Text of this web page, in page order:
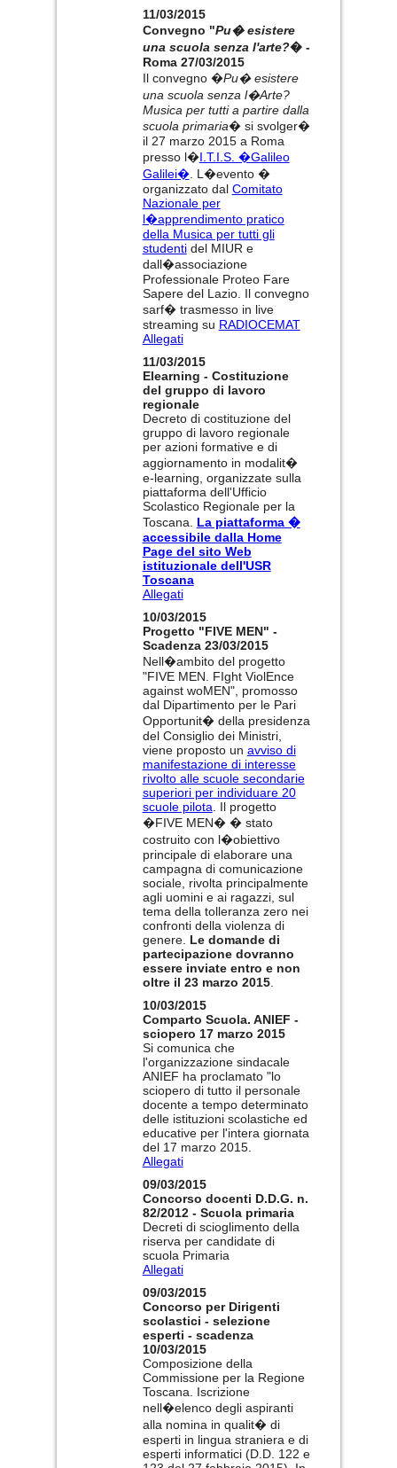
11/03/2015
Convegno "Pu� esistere
una scuola senza l'arte?� -
Roma 27/03/2015
Il convegno �Pu� esistere
una scuola senza l�Arte?
Musica per tutti a partire dalla
scuola primaria� si svolger�
il 27 marzo 2015 a Roma
presso l�I.T.I.S. �Galileo
Galilei�. L�evento �
organizzato dal Comitato
Nazionale per
l�apprendimento pratico
della Musica per tutti gli
studentidel MIUR e
dall�associazione
Professionale Proteo Fare
Sapere del Lazio. Il convegno
sarf� trasmesso in live
streaming su RADIOCEMAT
Allegati
11/03/2015
Elearning - Costituzione
del gruppo di lavoro
regionale
Decreto di costituzione del
gruppo di lavoro regionale
per azioni formative e di
aggiornamento in modalit�
e-learning, organizzate sulla
piattaforma dell'Ufficio
Scolastico Regionale per la
Toscana. La piattaforma �
accessibile dalla Home
Page del sito Web
istituzionale dell'USR
Toscana
Allegati
10/03/2015
Progetto "FIVE MEN" -
Scadenza 23/03/2015
Nell�ambito del progetto
"FIVE MEN. FIght ViolEnce
against woMEN", promosso
dal Dipartimento per le Pari
Opportunit� della presidenza
del Consiglio dei Ministri,
viene proposto un avviso di
manifestazione di interesse
rivolto alle scuole secondarie
superiori per individuare 20
scuole pilota. Il progetto
�FIVE MEN� � stato
costruito con l�obiettivo
principale di elaborare una
campagna di comunicazione
sociale, rivolta principalmente
agli uomini e ai ragazzi, sul
tema della tolleranza zero nei
confronti della violenza di
genere. Le domande di
partecipazione dovranno
essere inviate entro e non
oltre il 23 marzo 2015.
10/03/2015
Comparto Scuola. ANIEF -
sciopero 17 marzo 2015
Si comunica che
l'organizzazione sindacale
ANIEF ha proclamato "lo
sciopero di tutto il personale
docente a tempo determinato
delle istituzioni scolastiche ed
educative per l'intera giornata
del 17 marzo 2015.
Allegati
09/03/2015
Concorso docenti D.D.G. n.
82/2012 - Scuola primaria
Decreti di scioglimento della
riserva per candidate di
scuola Primaria
Allegati
09/03/2015
Concorso per Dirigenti
scolastici - selezione
esperti - scadenza
10/03/2015
Composizione della
Commissione per la Regione
Toscana. Iscrizione
nell�elenco degli aspiranti
alla nomina in qualit� di
esperti in lingua straniera e di
esperti informatici (D.D. 122 e